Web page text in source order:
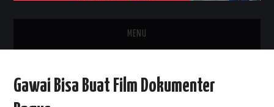
MENU
Gawai Bisa Buat Film Dokumenter